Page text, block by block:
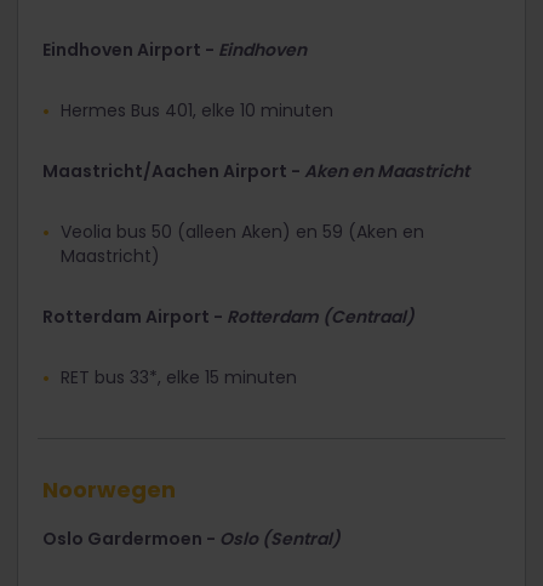
Eindhoven Airport - Eindhoven
Hermes Bus 401, elke 10 minuten
Maastricht/Aachen Airport - Aken en Maastricht
Veolia bus 50 (alleen Aken) en 59 (Aken en
Maastricht)
Rotterdam Airport - Rotterdam (Centraal)
RET bus 33*, elke 15 minuten
Noorwegen
Oslo Gardermoen - Oslo (Sentral)